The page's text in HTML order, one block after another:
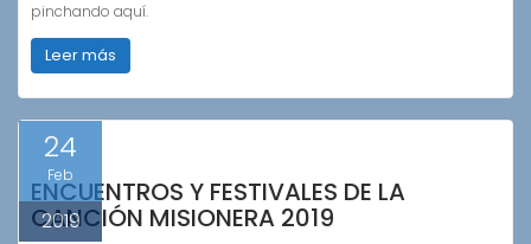
pinchando aquí.
Leer más
24
Feb
2019
ENCUENTROS Y FESTIVALES DE LA
CANCIÓN MISIONERA 2019